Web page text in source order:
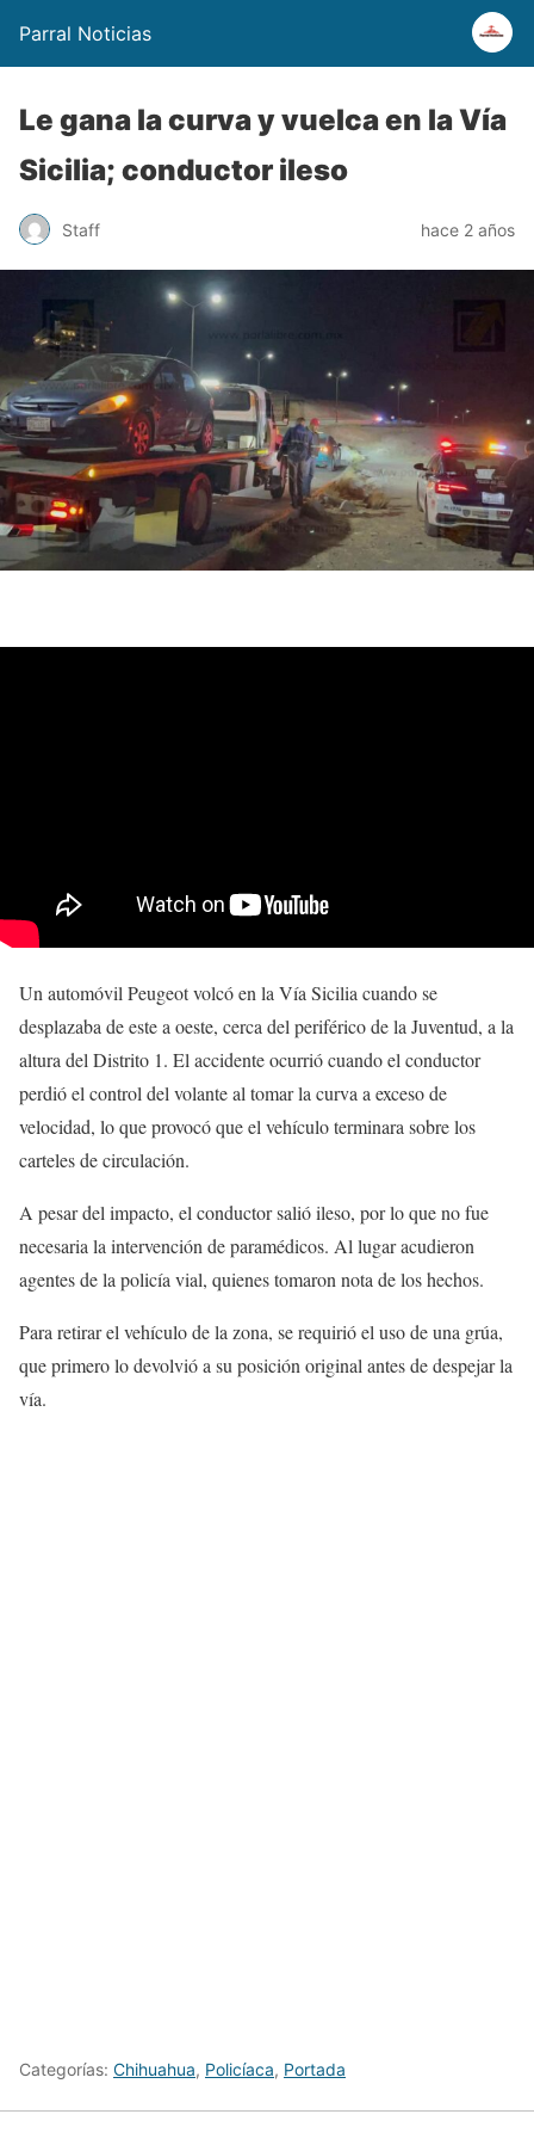
Parral Noticias
Le gana la curva y vuelca en la Vía
Sicilia; conductor ileso
Staff hace 2 años
Un automóvil Peugeot volcó en la Vía Sicilia cuando se
desplazaba de este a oeste, cerca del periférico de la Juventud, a la
altura del Distrito 1. El accidente ocurrió cuando el conductor
perdió el control del volante al tomar la curva a exceso de
velocidad, lo que provocó que el vehículo terminara sobre los
carteles de circulación.
A pesar del impacto, el conductor salió ileso, por lo que no fue
necesaria la intervención de paramédicos. Al lugar acudieron
agentes de la policía vial, quienes tomaron nota de los hechos.
Para retirar el vehículo de la zona, se requirió el uso de una grúa,
que primero lo devolvió a su posición original antes de despejar la
vía.
Categorías: Chihuahua, Policíaca, Portada